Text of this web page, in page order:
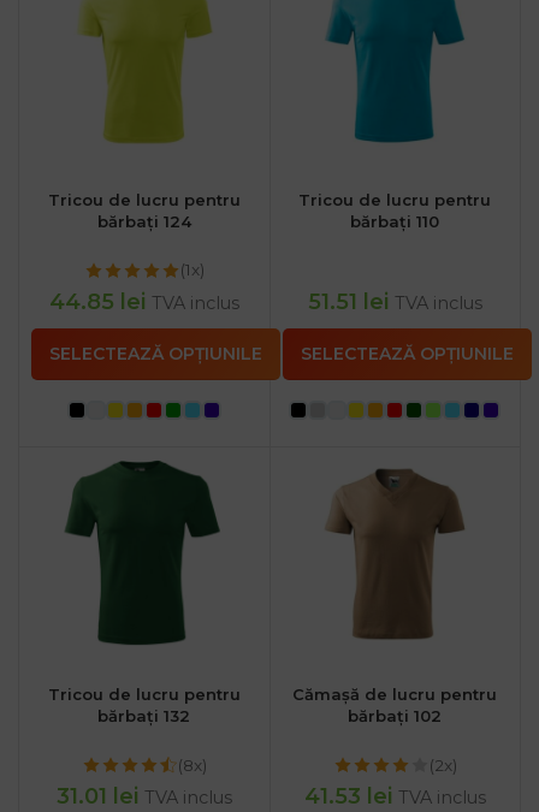
Tricou de lucru pentru
bărbați 124
(1x)
44.85 lei TVA inclus
SELECTEAZĂ OPȚIUNILE
Tricou de lucru pentru
bărbați 110
51.51 lei TVA inclus
SELECTEAZĂ OPȚIUNILE
Tricou de lucru pentru
bărbați 132
(8x)
31.01 lei TVA inclus
Cămașă de lucru pentru
bărbați 102
(2x)
41.53 lei TVA inclus